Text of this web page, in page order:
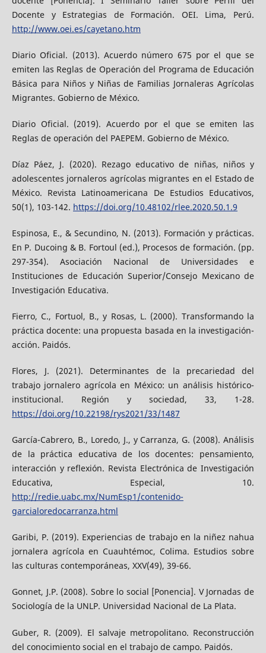
Docente y Estrategias de Formación. OEI. Lima, Perú.
http://www.oei.es/cayetano.htm
Diario Oficial. (2013). Acuerdo número 675 por el que se
emiten las Reglas de Operación del Programa de Educación
Básica para Niños y Niñas de Familias Jornaleras Agrícolas
Migrantes. Gobierno de México.
Diario Oficial. (2019). Acuerdo por el que se emiten las
Reglas de operación del PAEPEM. Gobierno de México.
Díaz Páez, J. (2020). Rezago educativo de niñas, niños y
adolescentes jornaleros agrícolas migrantes en el Estado de
México. Revista Latinoamericana De Estudios Educativos,
50(1), 103-142. https://doi.org/10.48102/rlee.2020.50.1.9
Espinosa, E., & Secundino, N. (2013). Formación y prácticas.
En P. Ducoing & B. Fortoul (ed.), Procesos de formación. (pp.
297-354). Asociación Nacional de Universidades e
Instituciones de Educación Superior/Consejo Mexicano de
Investigación Educativa.
Fierro, C., Fortuol, B., y Rosas, L. (2000). Transformando la
práctica docente: una propuesta basada en la investigación-
acción. Paidós.
Flores, J. (2021). Determinantes de la precariedad del
trabajo jornalero agrícola en México: un análisis histórico-
institucional. Región y sociedad, 33, 1-28.
https://doi.org/10.22198/rys2021/33/1487
García-Cabrero, B., Loredo, J., y Carranza, G. (2008). Análisis
de la práctica educativa de los docentes: pensamiento,
interacción y reflexión. Revista Electrónica de Investigación
Educativa, Especial, 10.
http://redie.uabc.mx/NumEsp1/contenido-
garcialoredocarranza.html
Garibi, P. (2019). Experiencias de trabajo en la niñez nahua
jornalera agrícola en Cuauhtémoc, Colima. Estudios sobre
las culturas contemporáneas, XXV(49), 39-66.
Gonnet, J.P. (2008). Sobre lo social [Ponencia]. V Jornadas de
Sociología de la UNLP. Universidad Nacional de La Plata.
Guber, R. (2009). El salvaje metropolitano. Reconstrucción
del conocimiento social en el trabajo de campo. Paidós.